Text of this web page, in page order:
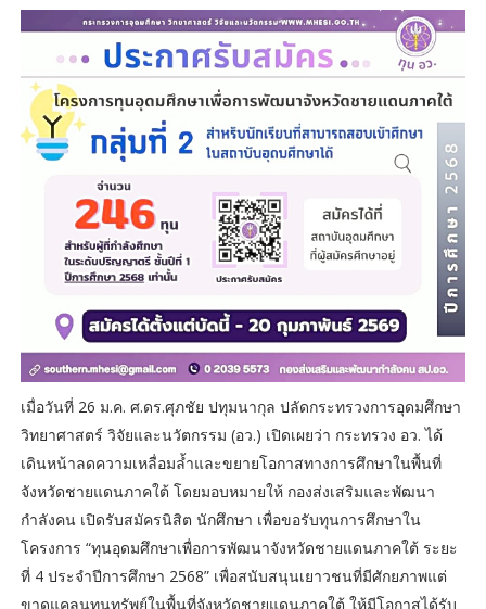
เมื่อวันที่ 26 ม.ค. ศ.ดร.ศุภชัย ปทุมนากุล ปลัดกระทรวงการอุดมศึกษา
วิทยาศาสตร์ วิจัยและนวัตกรรม (อว.) เปิดเผยว่า กระทรวง อว. ได้
เดินหน้าลดความเหลื่อมล้ำและขยายโอกาสทางการศึกษาในพื้นที่
จังหวัดชายแดนภาคใต้ โดยมอบหมายให้ กองส่งเสริมและพัฒนา
กำลังคน เปิดรับสมัครนิสิต นักศึกษา เพื่อขอรับทุนการศึกษาใน
โครงการ “ทุนอุดมศึกษาเพื่อการพัฒนาจังหวัดชายแดนภาคใต้ ระยะ
ที่ 4 ประจำปีการศึกษา 2568” เพื่อสนับสนุนเยาวชนที่มีศักยภาพแต่
ขาดแคลนทุนทรัพย์ในพื้นที่จังหวัดชายแดนภาคใต้ ให้มีโอกาสได้รับ